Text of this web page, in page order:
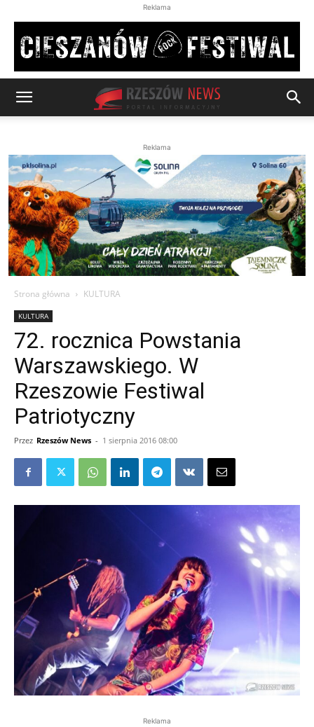
Reklama
Reklama
Strona główna KULTURA
KULTURA
72. rocznica Powstania
Warszawskiego. W
Rzeszowie Festiwal
Patriotyczny
Przez Rzeszów News - 1 sierpnia 2016 08:00
Reklama